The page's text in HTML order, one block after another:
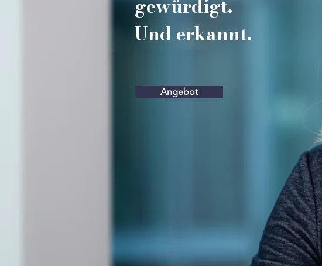
gewürdigt.
Und erkannt.
Angebot